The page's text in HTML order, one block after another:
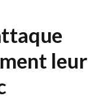
leur